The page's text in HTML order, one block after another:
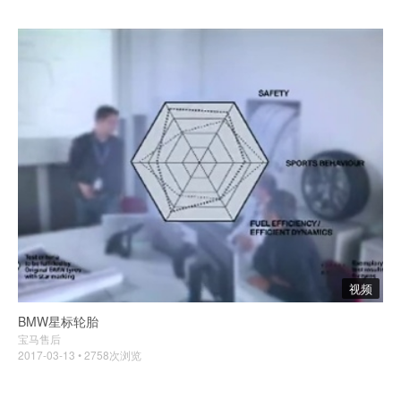
视频
BMW星标轮胎
宝马售后
2017-03-13 • 2758次浏览